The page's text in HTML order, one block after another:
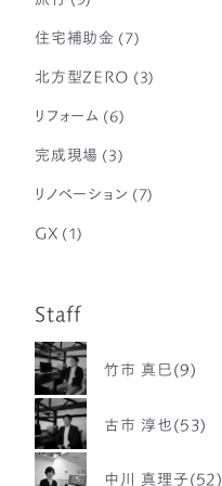
住宅補助金 (7)
北方型ZERO (3)
リフォーム (6)
完成現場 (3)
リノベーション (7)
GX (1)
Staff
竹市 真巳(9)
古市 淳也(53)
中川 真理子(52)